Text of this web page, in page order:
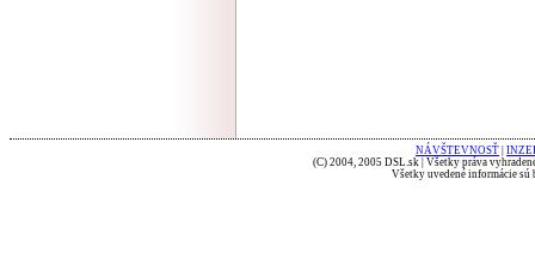
NÁVŠTEVNOSŤ
(C) 2004, 2005 DSL.sk | Všetky práva
Všetky uvedené informácie sú